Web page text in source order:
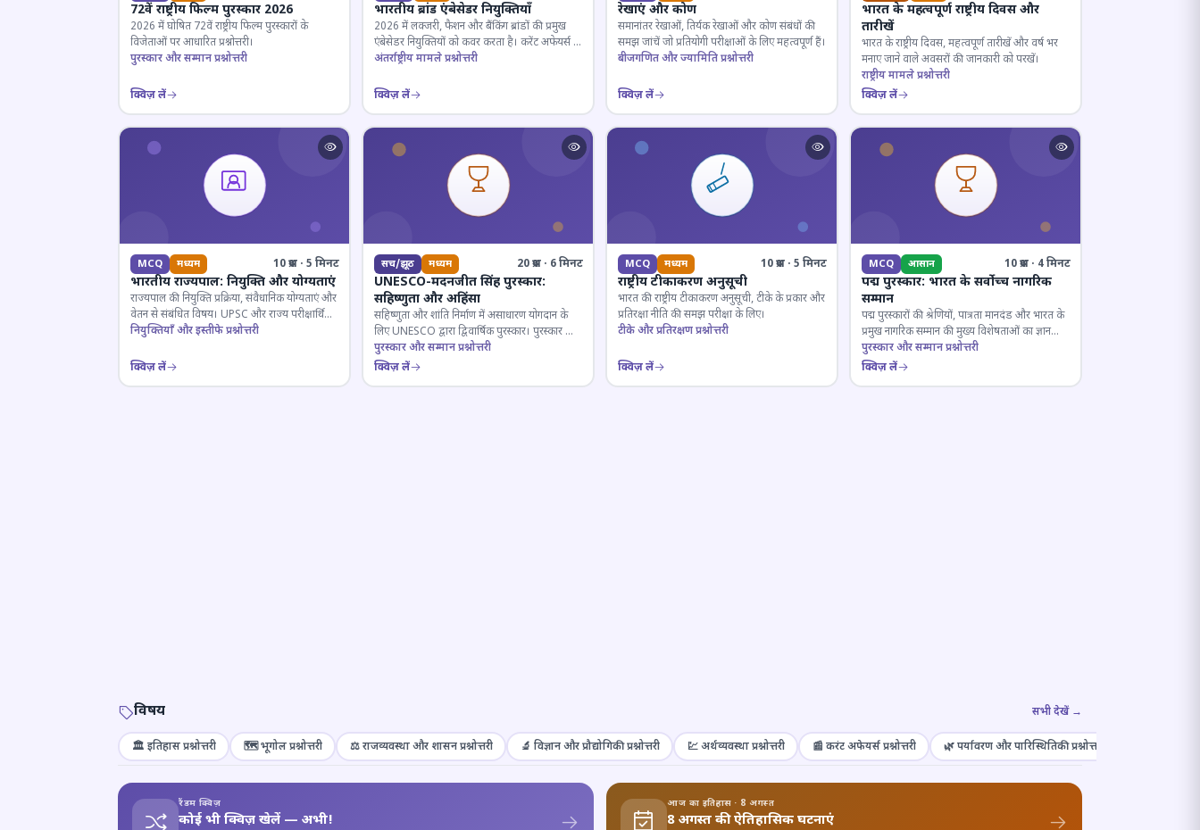
72वें राष्ट्रीय फिल्म पुरस्कार 2026
2026 में घोषित 72वें राष्ट्रीय फिल्म पुरस्कारों के
विजेताओं पर आधारित प्रश्नोत्तरी।
पुरस्कार और सम्मान प्रश्नोत्तरी
क्विज़ लें
भारतीय ब्रांड एंबेसेडर नियुक्तियाँ
2026 में लक्जरी, फैशन और बैंकिंग ब्रांडों की प्रमुख
एंबेसेडर नियुक्तियों को कवर करता है। करेंट अफेयर्स के
लिए जरूरी।
अंतर्राष्ट्रीय मामले प्रश्नोत्तरी
क्विज़ लें
रेखाएं और कोण
समानांतर रेखाओं, तिर्यक रेखाओं और कोण संबंधों की
समझ जांचें जो प्रतियोगी परीक्षाओं के लिए महत्वपूर्ण हैं।
बीजगणित और ज्यामिति प्रश्नोत्तरी
क्विज़ लें
भारत के महत्वपूर्ण राष्ट्रीय दिवस और
तारीखें
भारत के राष्ट्रीय दिवस, महत्वपूर्ण तारीखें और वर्ष भर
मनाए जाने वाले अवसरों की जानकारी को परखें।
राष्ट्रीय मामले प्रश्नोत्तरी
क्विज़ लें
MCQ मध्यम 10 प्रश्न · 5 मिनट
भारतीय राज्यपाल: नियुक्ति और योग्यताएं
राज्यपाल की नियुक्ति प्रक्रिया, संवैधानिक योग्यताएं और
वेतन से संबंधित विषय। UPSC और राज्य परीक्षार्थियों
के लिए महत्वपूर्ण।
नियुक्तियाँ और इस्तीफे प्रश्नोत्तरी
क्विज़ लें
सच/झूठ मध्यम 20 प्रश्न · 6 मिनट
UNESCO-मदनजीत सिंह पुरस्कार:
सहिष्णुता और अहिंसा
सहिष्णुता और शांति निर्माण में असाधारण योगदान के
लिए UNESCO द्वारा द्विवार्षिक पुरस्कार। पुरस्कार का
इतिहास और प्राप्तकर्ता।
पुरस्कार और सम्मान प्रश्नोत्तरी
क्विज़ लें
MCQ मध्यम 10 प्रश्न · 5 मिनट
राष्ट्रीय टीकाकरण अनुसूची
भारत की राष्ट्रीय टीकाकरण अनुसूची, टीके के प्रकार और
प्रतिरक्षा नीति की समझ परीक्षा के लिए।
टीके और प्रतिरक्षण प्रश्नोत्तरी
क्विज़ लें
MCQ आसान 10 प्रश्न · 4 मिनट
पद्म पुरस्कार: भारत के सर्वोच्च नागरिक
सम्मान
पद्म पुरस्कारों की श्रेणियों, पात्रता मानदंड और भारत के
प्रमुख नागरिक सम्मान की मुख्य विशेषताओं का ज्ञान
परखें।
पुरस्कार और सम्मान प्रश्नोत्तरी
क्विज़ लें
विषय सभी देखें →
🏛️ इतिहास प्रश्नोत्तरी 🗺️ भूगोल प्रश्नोत्तरी ⚖️ राजव्यवस्था और शासन प्रश्नोत्तरी 🔬 विज्ञान और प्रौद्योगिकी प्रश्नोत्तरी 💹 अर्थव्यवस्था प्रश्नोत्तरी 📰 करंट अफेयर्स प्रश्नोत्तरी 🌿 पर्यावरण और पारिस्थितिकी प्रश्नोत्तरी
रैंडम क्विज़
कोई भी क्विज़ खेलें — अभी!
आज का इतिहास · 8 अगस्त
8 अगस्त की ऐतिहासिक घटनाएं